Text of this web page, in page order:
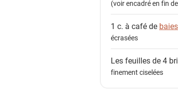
(voir encadré en fin
1 c. à café de
écrasées
Les feuilles de 4
finement ciselées